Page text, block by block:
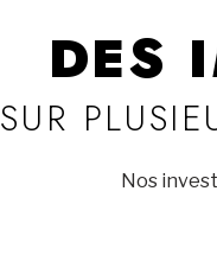
DES
SUR
Nos